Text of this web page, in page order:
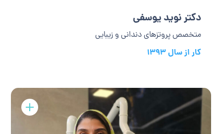
دکتر نوید یوسفی
متخصص پروتزهای دندانی و زیبایی
کار از سال 1393